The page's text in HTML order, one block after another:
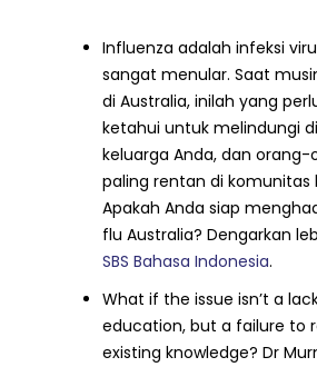
Influenza adalah infeksi
sangat menular. Saat
di Australia, inilah yang
ketahui untuk melindungi
keluarga Anda, dan orang-
paling rentan di komunitas
Apakah Anda siap
flu Australia? Dengarkan
SBS Bahasa Indonesia.
What if the issue isn’t a
education, but a failure to
existing knowledge? Dr